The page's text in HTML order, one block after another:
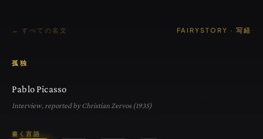
← すべての名文 FAIRYSTORY · 写経
孤独
Pablo Picasso
Interview, reported by Christian Zervos (1935)
書く言語